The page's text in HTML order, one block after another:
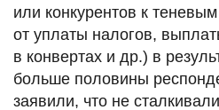
или конкурентов к
от уплаты налогов,
в конвертах и др.) в
больше половины
заявили, что не